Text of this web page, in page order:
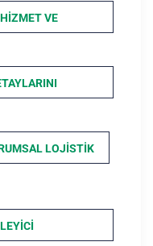
VE
LOJISTIK